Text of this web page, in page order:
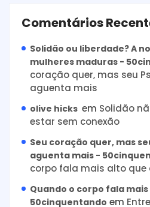
Comentários
Solidão ou liberdade? A
mulheres maduras -
coração quer, mas seu
aguenta mais
olive hicks em Solidão
estar sem conexão
Seu coração quer, mas
aguenta mais -
corpo fala mais alto que
Quando o corpo fala
50cinquentando em